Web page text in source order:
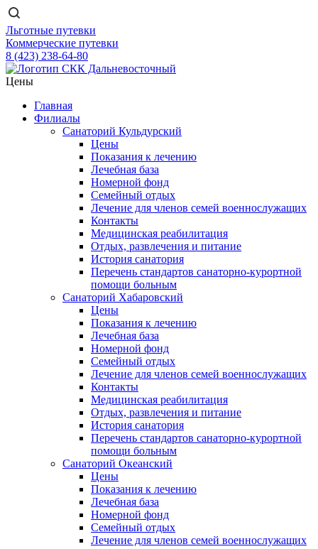
Льготные путевки
Коммерческие путевки
8 (423) 238-64-80
Цены
Главная
Филиалы
Санаторий Кульдурский
Цены
Показания к лечению
Лечебная база
Номерной фонд
Семейный отдых
Лечение для членов семей военнослужащих
Контакты
Медицинская реабилитация
Отдых, развлечения и питание
История санатория
Перечень стандартов санаторно-курортной
помощи больным
Санаторий Хабаровский
Цены
Показания к лечению
Лечебная база
Номерной фонд
Семейный отдых
Лечение для членов семей военнослужащих
Контакты
Медицинская реабилитация
Отдых, развлечения и питание
История санатория
Перечень стандартов санаторно-курортной
помощи больным
Санаторий Океанский
Цены
Показания к лечению
Лечебная база
Номерной фонд
Семейный отдых
Лечение для членов семей военнослужащих